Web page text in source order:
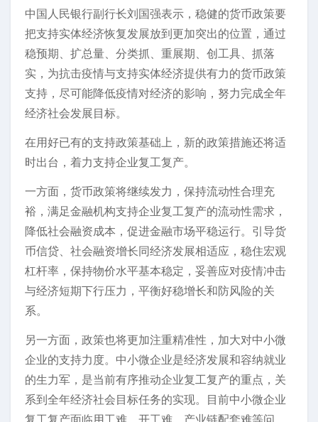
中国人民银行副行长刘国强表示，稳健的货币政策要
把支持实体经济恢复发展放到更加突出的位置，通过
稳预期、扩总量、分类抓、重展期、创工具、抓落
实，为抗击疫情与支持实体经济提供有力的货币政策
支持，尽可能降低疫情对经济的影响，努力完成全年
经济社会发展目标。
在用好已有的支持政策基础上，新的政策措施还将适
时出台，着力支持企业复工复产。
一方面，货币政策将继续发力，保持流动性合理充
裕，满足金融机构支持企业复工复产的流动性需求，
降低社会融资成本，促进金融市场平稳运行。引导货
币信贷、社会融资增长同经济发展相适应，稳住宏观
杠杆率，保持物价水平基本稳定，妥善应对疫情冲击
与经济短期下行压力，平衡好稳增长和防风险的关
系。
另一方面，政策也将更加注重精准性，加大对中小微
企业的支持力度。中小微企业是经济发展和容纳就业
的生力军，是当前有序推动企业复工复产的重点，关
系到全年经济社会目标任务的实现。目前中小微企业